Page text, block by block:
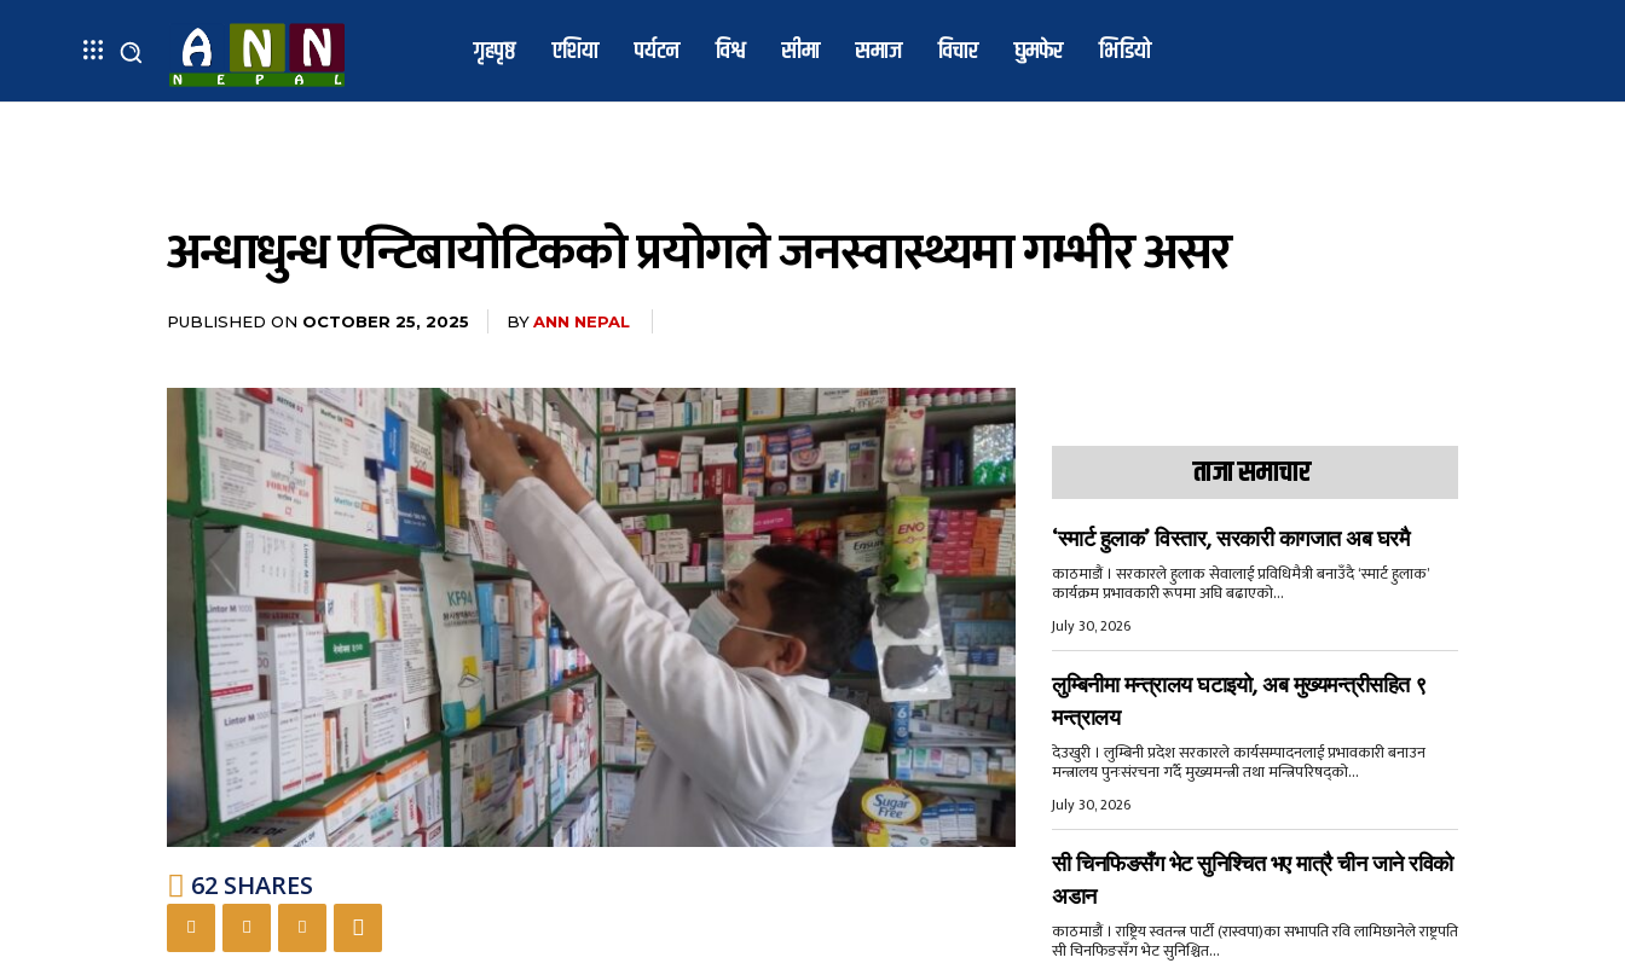
गृहपृष्ठ एशिया पर्यटन विश्व सीमा समाज विचार घुमफेर भिडियो
अन्धाधुन्ध एन्टिबायोटिकको प्रयोगले जनस्वास्थ्यमा गम्भीर असर
PUBLISHED ON OCTOBER 25, 2025 BYANN NEPAL
62 SHARES
ताजा समाचार
‘स्मार्ट हुलाक’ विस्तार, सरकारी कागजात अब घरमै
काठमाडौं । सरकारले हुलाक सेवालाई प्रविधिमैत्री बनाउँदै ‘स्मार्ट हुलाक’
कार्यक्रम प्रभावकारी रूपमा अघि बढाएको...
July 30, 2026
लुम्बिनीमा मन्त्रालय घटाइयो, अब मुख्यमन्त्रीसहित ९
मन्त्रालय
देउखुरी । लुम्बिनी प्रदेश सरकारले कार्यसम्पादनलाई प्रभावकारी बनाउन
मन्त्रालय पुनःसंरचना गर्दै मुख्यमन्त्री तथा मन्त्रिपरिषद्को...
July 30, 2026
सी चिनफिङसँग भेट सुनिश्चित भए मात्रै चीन जाने रविको
अडान
काठमाडौं । राष्ट्रिय स्वतन्त्र पार्टी (रास्वपा)का सभापति रवि लामिछानेले राष्ट्रपति
सी चिनफिङसँग भेट सुनिश्चित...